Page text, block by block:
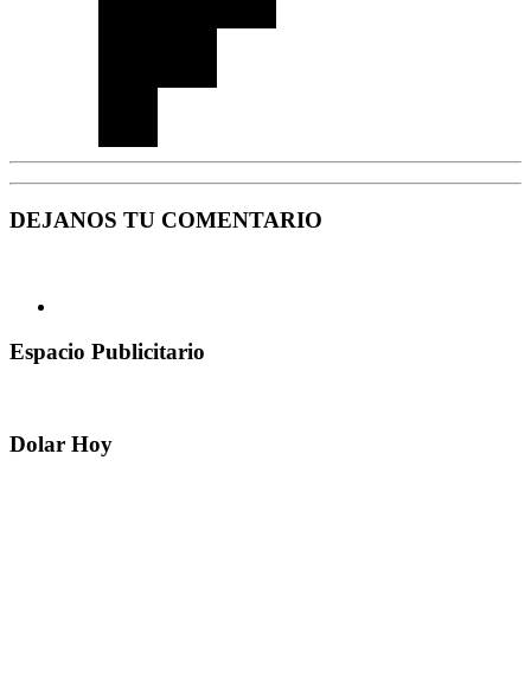
DEJANOS TU COMENTARIO
Espacio Publicitario
Dolar Hoy